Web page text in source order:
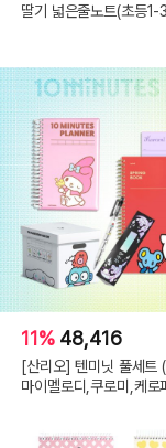
딸기 넓은줄노트(초등1-
11% 48,416
[산리오] 텐미닛 풀세트 (
마이멜로디,쿠로미,케로